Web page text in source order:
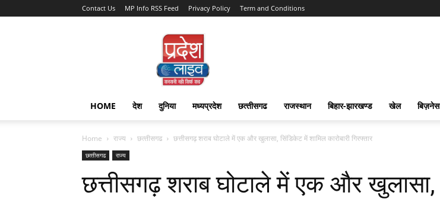
Contact Us MP Info RSS Feed Privacy Policy Term and Conditions
Pradesh
Live
HOME देश दुनिया मध्यप्रदेश छत्‍तीसगढ राजस्‍थान बिहार-झारखण्‍ड खेल बिज़नेस
Home राज्‍य छत्‍तीसगढ छत्तीसगढ़ शराब घोटाले में एक और खुलासा, सिंडिकेट में शामिल कारोबारी गिरफ्तार
छत्‍तीसगढ राज्‍य
छत्तीसगढ़ शराब घोटाले में एक और खुलासा,